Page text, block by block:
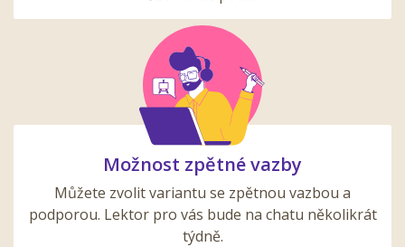
Možnost zpětné vazby
Můžete zvolit variantu se zpětnou vazbou a
podporou. Lektor pro vás bude na chatu několikrát
týdně.